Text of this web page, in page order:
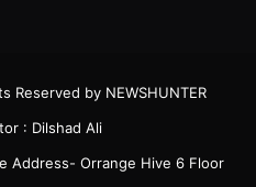
Reserved by NEWSHUNTER
: Dilshad Ali
Address- Orrange Hive 6 Floor